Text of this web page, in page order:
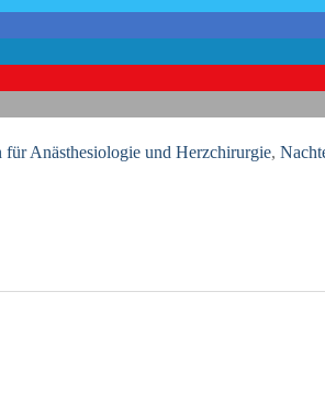
Anästhesiologie und Herzchirurgie,